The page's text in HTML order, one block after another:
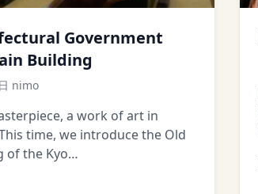
Government
Building
nimo
a work of art in
time, we introduce the Old
of the Kyo…